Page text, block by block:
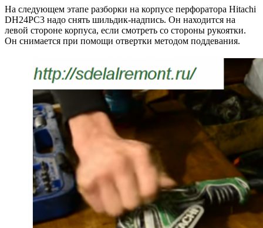
На следующем этапе разборки на корпусе перфоратора Hitachi
DH24PС3 надо снять шильдик-надпись. Он находится на
левой стороне корпуса, если смотреть со стороны рукоятки.
Он снимается при помощи отвертки методом поддевания.